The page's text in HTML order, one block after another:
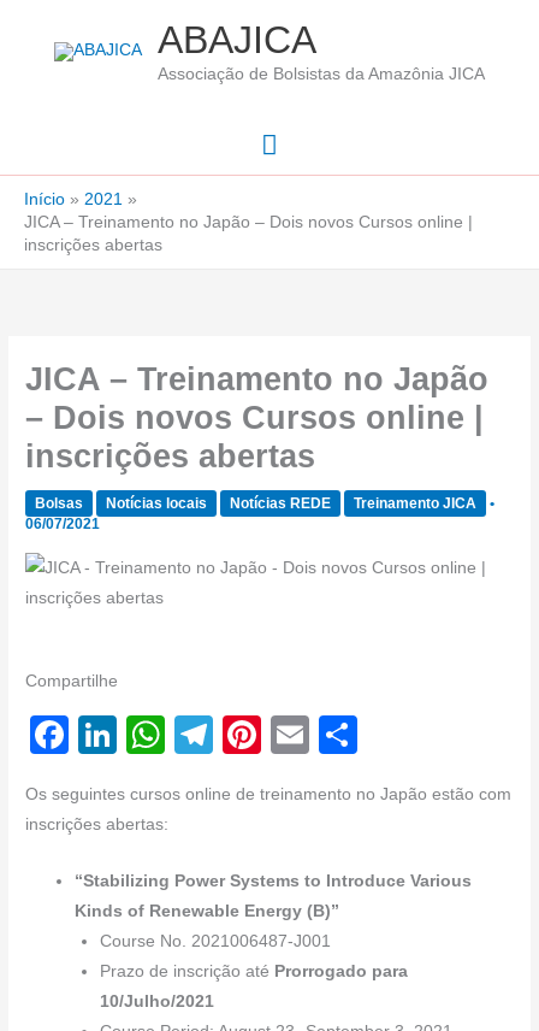
ABAJICA
Associação de Bolsistas da Amazônia JICA
Menu
Início
2021
JICA – Treinamento no Japão – Dois novos Cursos online |
inscrições abertas
JICA – Treinamento no Japão
– Dois novos Cursos online |
inscrições abertas
Bolsas Notícias locais Notícias REDE Treinamento JICA
•
06/07/2021
Compartilhe
F
c
b
o
o
Li
k
dI
n
W
at
A
p
p
T
e
a
m
Pi
er
st
E
ail ar
Os seguintes cursos online de treinamento no Japão estão com
inscrições abertas:
“Stabilizing Power Systems to Introduce Various
Kinds of Renewable Energy (B)”
Course No. 2021006487-J001
Prazo de inscrição até Prorrogado para
10/Julho/2021